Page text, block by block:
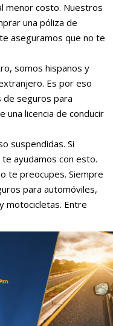
menor costo. Nuestros
una póliza de
aseguramos que no te
somos hispanos y
Es por eso
de seguros para
una licencia de conducir
suspendidas. Si
ayudamos con esto.
te preocupes. Siempre
para automóviles,
motocicletas. Entre